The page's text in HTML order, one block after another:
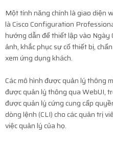
Một tính năng chính là giao diện
là Cisco Configuration
hướng dẫn để thiết lập vào Ngày
ảnh, khắc phục sự cố thiết bị,
xem ứng dụng khách.
Các mô hình được quản lý thông
được quản lý thông qua WebUI,
được quản lý cứng cung cấp
dòng lệnh (CLI) cho các quản trị
việc quản lý của họ.